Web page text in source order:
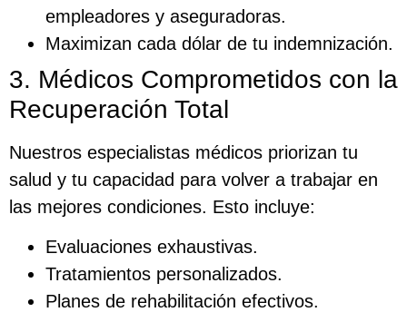
empleadores y aseguradoras.
Maximizan cada dólar de tu indemnización.
3. Médicos Comprometidos con la
Recuperación Total
Nuestros especialistas médicos priorizan tu
salud y tu capacidad para volver a trabajar en
las mejores condiciones. Esto incluye:
Evaluaciones exhaustivas.
Tratamientos personalizados.
Planes de rehabilitación efectivos.